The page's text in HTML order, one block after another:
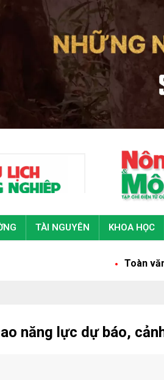
TÀI NGUYÊN KHOA HỌC
Toàn văn phát biểu của
năng lực dự báo,